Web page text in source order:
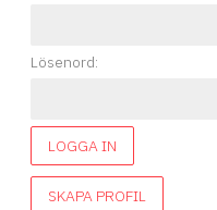
Lösenord:
LOGGA IN
SKAPA PROFIL